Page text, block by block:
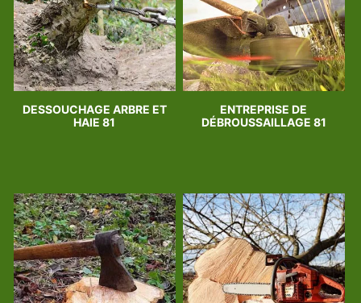
DESSOUCHAGE ARBRE ET
HAIE 81
ENTREPRISE DE
DÉBROUSSAILLAGE 81